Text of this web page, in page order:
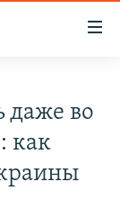
во
как